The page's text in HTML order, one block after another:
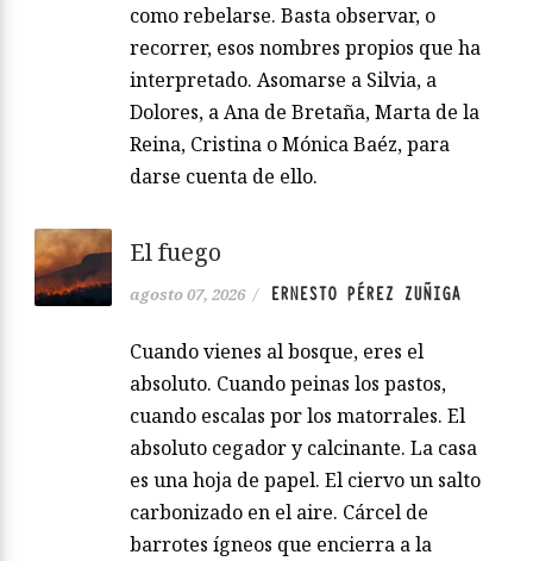
como rebelarse. Basta observar, o
recorrer, esos nombres propios que ha
interpretado. Asomarse a Silvia, a
Dolores, a Ana de Bretaña, Marta de la
Reina, Cristina o Mónica Baéz, para
darse cuenta de ello.
El fuego
agosto 07, 2026 / ERNESTO PÉREZ ZUÑIGA
Cuando vienes al bosque, eres el
absoluto. Cuando peinas los pastos,
cuando escalas por los matorrales. El
absoluto cegador y calcinante. La casa
es una hoja de papel. El ciervo un salto
carbonizado en el aire. Cárcel de
barrotes ígneos que encierra a la